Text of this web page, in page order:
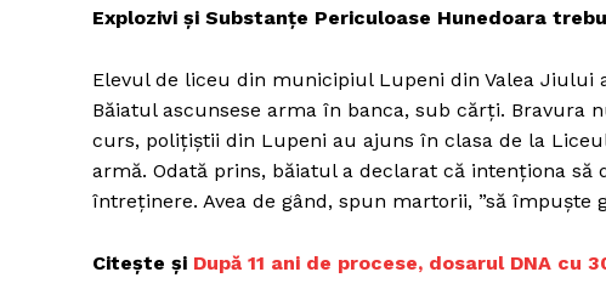
Explozivi și Substanțe Periculoase Hunedoara
Elevul de liceu din municipiul Lupeni din Valea
Băiatul ascunsese arma în banca, sub cărți.
curs, polițiștii din Lupeni au ajuns în clasa de la
armă. Odată prins, băiatul a declarat că intenționa
întreținere. Avea de gând, spun martorii, ”să
Citește și După 11 ani de procese, dosarul DNA